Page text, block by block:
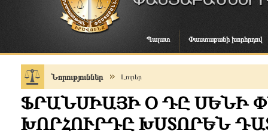
Պալատ Փաստաբանի խորհրդով
Նորություններ Լուրեր
ՖՐԱՆՍԻԱՅԻ Օ ԴԸ ՍԵՆԻ
ԽՈՐՀՈՒՐԴԸ ԽՍՏՈՐԵՆ